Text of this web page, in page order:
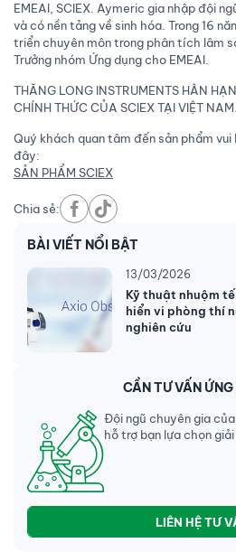
EMEAI, SCIEX. Aymeric gia nhập đội
và có nền tảng về sinh hóa. Trong 16
triển chuyên môn trong phân tích lâm
Trưởng nhóm Ứng dụng cho EMEAI.
THĂNG LONG INSTRUMENTS HÂN
CHÍNH THỨC CỦA SCIEX TẠI VIỆT NAM.
Quý khách quan tâm đến sản phẩm
đây:
SẢN PHẨM SCIEX
Chia sẻ:
BÀI VIẾT NỔI BẬT
13/03/2026
Kỹ thuật nhuộm
hiển vi phòng thí
nghiên cứu
CẦN TƯ VẤN
Đội ngũ chuyên gia
hỗ trợ bạn lựa chọn
LIÊN HỆ TƯ